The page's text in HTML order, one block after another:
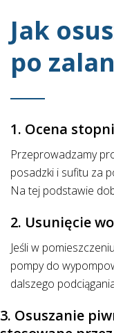
Jak
po
1. Ocena
Przeprowadzamy
posadzki i sufitu za
Na tej podstawie
2. Usunięcie
Jeśli w
pompy do
dalszego
3. Osuszanie